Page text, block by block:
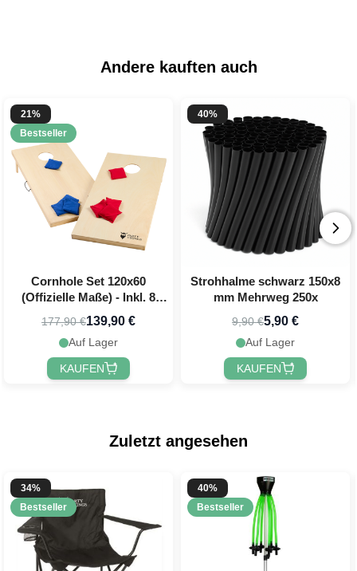
Andere kauften auch
21%
Bestseller
Cornhole Set 120x60
(Offizielle Maße) - Inkl. 8
Wurfbeutel PartyVikings
177,90 €139,90 €
Auf Lager
KAUFEN
40%
Strohhalme schwarz 150x8
mm Mehrweg 250x
9,90 €5,90 €
Auf Lager
KAUFEN
Zuletzt angesehen
34%
Bestseller
40%
Bestseller